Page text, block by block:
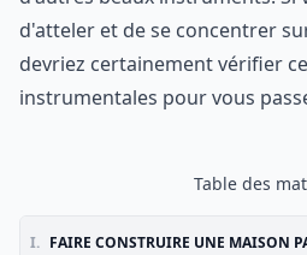
d'atteler et de se concentrer
devriez certainement vérifier
instrumentales pour vous
Table des
I. FAIRE CONSTRUIRE UNE MAISON PAR